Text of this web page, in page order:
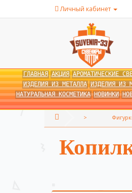
Личный кабинет
ГЛАВНАЯ АКЦИЯ АРОМАТИЧЕСКИЕ
ИЗДЕЛИЯ ИЗ МЕТАЛЛА ИЗДЕЛИЯ ИЗ
НАТУРАЛЬНАЯ КОСМЕТИКА НОВИНКИ